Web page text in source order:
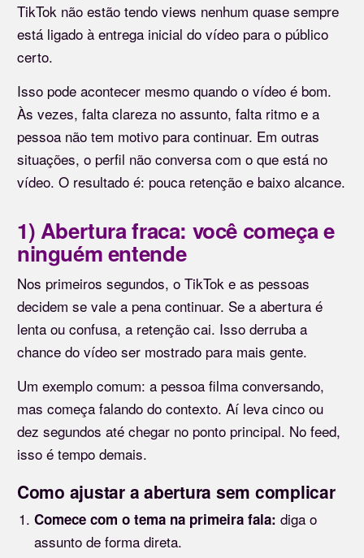
TikTok não estão tendo views nenhum quase sempre
está ligado à entrega inicial do vídeo para o público
certo.
Isso pode acontecer mesmo quando o vídeo é bom.
Às vezes, falta clareza no assunto, falta ritmo e a
pessoa não tem motivo para continuar. Em outras
situações, o perfil não conversa com o que está no
vídeo. O resultado é: pouca retenção e baixo alcance.
1) Abertura fraca: você começa e
ninguém entende
Nos primeiros segundos, o TikTok e as pessoas
decidem se vale a pena continuar. Se a abertura é
lenta ou confusa, a retenção cai. Isso derruba a
chance do vídeo ser mostrado para mais gente.
Um exemplo comum: a pessoa filma conversando,
mas começa falando do contexto. Aí leva cinco ou
dez segundos até chegar no ponto principal. No feed,
isso é tempo demais.
Como ajustar a abertura sem complicar
Comece com o tema na primeira fala: diga o
assunto de forma direta.